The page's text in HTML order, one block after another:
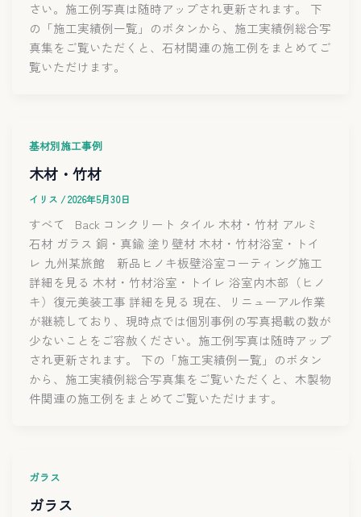
さい。施工例写真は随時アップされ更新されます。 下
の「施工実績例一覧」のボタンから、施工実績例総合写
真集をご覧いただくと、石材関連の施工例をまとめてご
覧いただけます。
基材別施工事例
木材・竹材
イリス /2026年5月30日
すべて Back コンクリート タイル 木材・竹材 アルミ
石材 ガラス 銅・真鍮 塗り壁材 木材・竹材浴室・トイ
レ 九州某旅館 新品ヒノキ板壁浴室コーティング施工
詳細を見る 木材・竹材浴室・トイレ 浴室内木部（ヒノ
キ）復元美装工事 詳細を見る 現在、リニューアル作業
が継続しており、現時点では個別事例の写真掲載の数が
少ないことをご容赦ください。施工例写真は随時アップ
され更新されます。 下の「施工実績例一覧」のボタン
から、施工実績例総合写真集をご覧いただくと、木製物
件関連の施工例をまとめてご覧いただけます。
ガラス
ガラス